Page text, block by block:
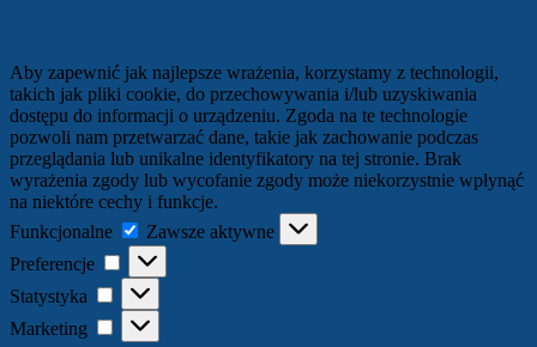
Aby zapewnić jak najlepsze wrażenia, korzystamy z technologii,
takich jak pliki cookie, do przechowywania i/lub uzyskiwania
dostępu do informacji o urządzeniu. Zgoda na te technologie
pozwoli nam przetwarzać dane, takie jak zachowanie podczas
przeglądania lub unikalne identyfikatory na tej stronie. Brak
wyrażenia zgody lub wycofanie zgody może niekorzystnie wpłynąć
na niektóre cechy i funkcje.
Funkcjonalne
Funkcjonalne
Zawsze aktywne
Preferencje
Preferencje
Statystyka Statystyka
Marketing Marketing